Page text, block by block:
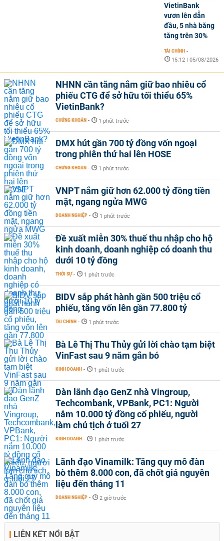
VietinBank
vươn lên dẫn
đầu, 5 nhà băng
tăng trên 30%
TÀI CHÍNH -
15:12 | 05/08/2026
NHNN cần tăng nắm giữ bao nhiêu cổ
phiếu CTG để sở hữu tối thiểu 65%
VietinBank?
CHỨNG KHOÁN - 1 phút trước
DMX hút gần 700 tỷ đồng vốn ngoại
trong phiên thứ hai lên HOSE
CHỨNG KHOÁN - 1 phút trước
VNPT nắm giữ hơn 62.000 tỷ đồng tiền
mặt, ngang ngửa MWG
DOANH NGHIỆP - 1 phút trước
Đề xuất miễn 30% thuế thu nhập cho hộ
kinh doanh, doanh nghiệp có doanh thu
dưới 10 tỷ đồng
THỜI SỰ - 1 phút trước
BIDV sắp phát hành gần 500 triệu cổ
phiếu, tăng vốn lên gần 77.800 tỷ
TÀI CHÍNH - 1 phút trước
Bà Lê Thị Thu Thủy gửi lời chào tạm biệt
VinFast sau 9 năm gắn bó
KINH DOANH - 1 phút trước
Dàn lãnh đạo GenZ nhà Vingroup,
Techcombank, VPBank, PC1: Người
nắm 10.000 tỷ đồng cổ phiếu, người
làm chủ tịch ở tuổi 27
KINH DOANH - 1 phút trước
Lãnh đạo Vinamilk: Tăng quy mô đàn
bò thêm 8.000 con, đã chốt giá nguyên
liệu đến tháng 11
DOANH NGHIỆP - 2 giờ trước
LIÊN KẾT NỔI BẬT